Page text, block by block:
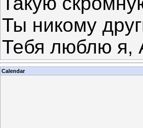
Ты никому
Тебя люблю я,
Calendar